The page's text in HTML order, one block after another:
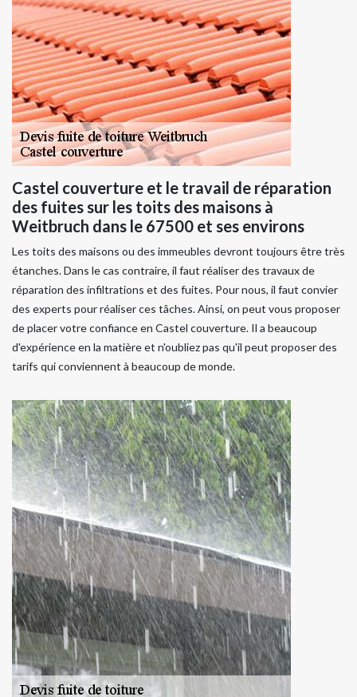
Castel couverture et le travail de réparation
des fuites sur les toits des maisons à
Weitbruch dans le 67500 et ses environs
Les toits des maisons ou des immeubles devront toujours être très
étanches. Dans le cas contraire, il faut réaliser des travaux de
réparation des infiltrations et des fuites. Pour nous, il faut convier
des experts pour réaliser ces tâches. Ainsi, on peut vous proposer
de placer votre confiance en Castel couverture. Il a beaucoup
d'expérience en la matière et n'oubliez pas qu'il peut proposer des
tarifs qui conviennent à beaucoup de monde.